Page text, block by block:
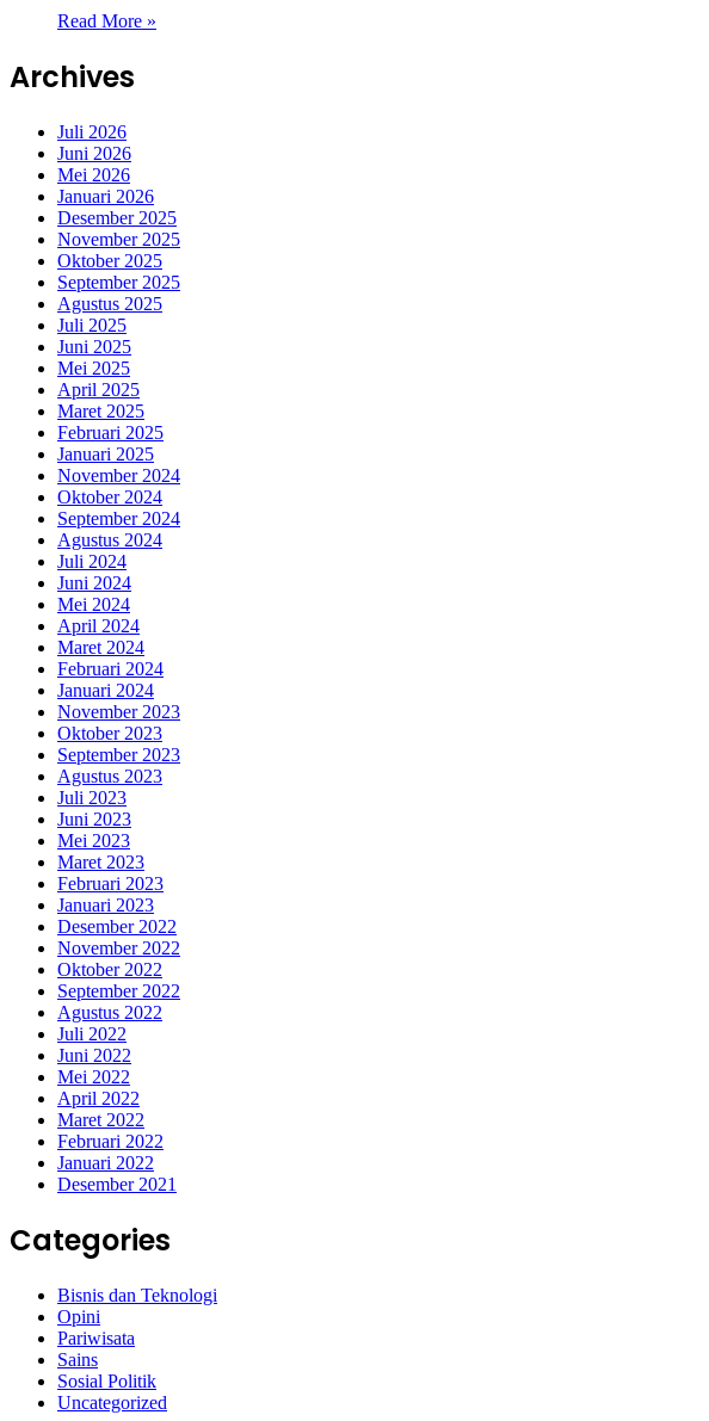
Read More »
Archives
Juli 2026
Juni 2026
Mei 2026
Januari 2026
Desember 2025
November 2025
Oktober 2025
September 2025
Agustus 2025
Juli 2025
Juni 2025
Mei 2025
April 2025
Maret 2025
Februari 2025
Januari 2025
November 2024
Oktober 2024
September 2024
Agustus 2024
Juli 2024
Juni 2024
Mei 2024
April 2024
Maret 2024
Februari 2024
Januari 2024
November 2023
Oktober 2023
September 2023
Agustus 2023
Juli 2023
Juni 2023
Mei 2023
Maret 2023
Februari 2023
Januari 2023
Desember 2022
November 2022
Oktober 2022
September 2022
Agustus 2022
Juli 2022
Juni 2022
Mei 2022
April 2022
Maret 2022
Februari 2022
Januari 2022
Desember 2021
Categories
Bisnis dan Teknologi
Opini
Pariwisata
Sains
Sosial Politik
Uncategorized